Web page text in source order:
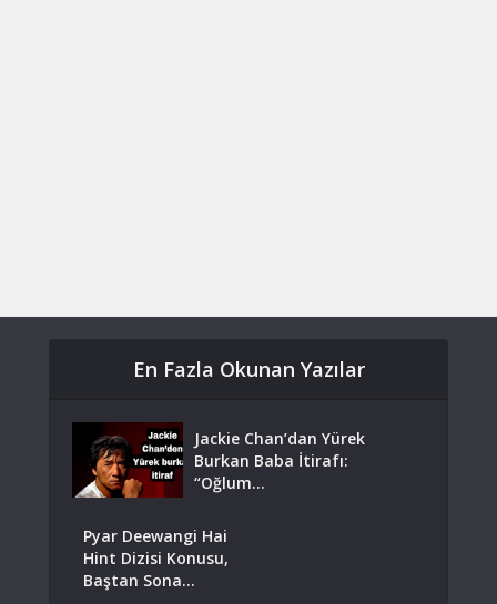
En Fazla Okunan Yazılar
Jackie Chan’dan Yürek
Burkan Baba İtirafı:
“Oğlum...
Pyar Deewangi Hai
Hint Dizisi Konusu,
Baştan Sona...